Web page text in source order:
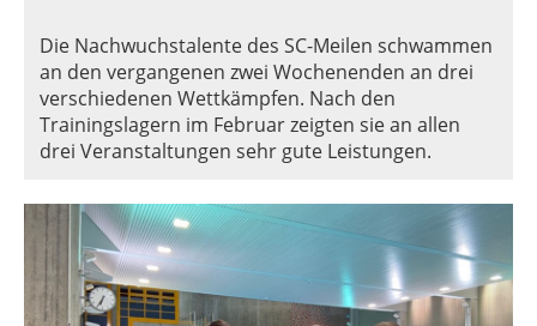
Die Nachwuchstalente des SC-Meilen schwammen
an den vergangenen zwei Wochenenden an drei
verschiedenen Wettkämpfen. Nach den
Trainingslagern im Februar zeigten sie an allen
drei Veranstaltungen sehr gute Leistungen.